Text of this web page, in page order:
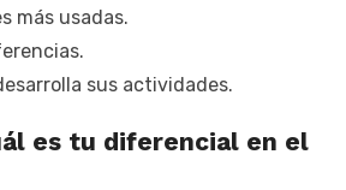
más usadas.
sus actividades.
es tu diferencial en el